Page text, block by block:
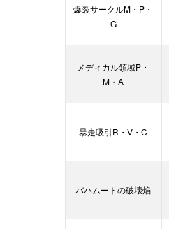
爆裂サークルM・P・
G
メディカル領域P・
M・A
暴走吸引R・V・C
バハムートの破壊焔